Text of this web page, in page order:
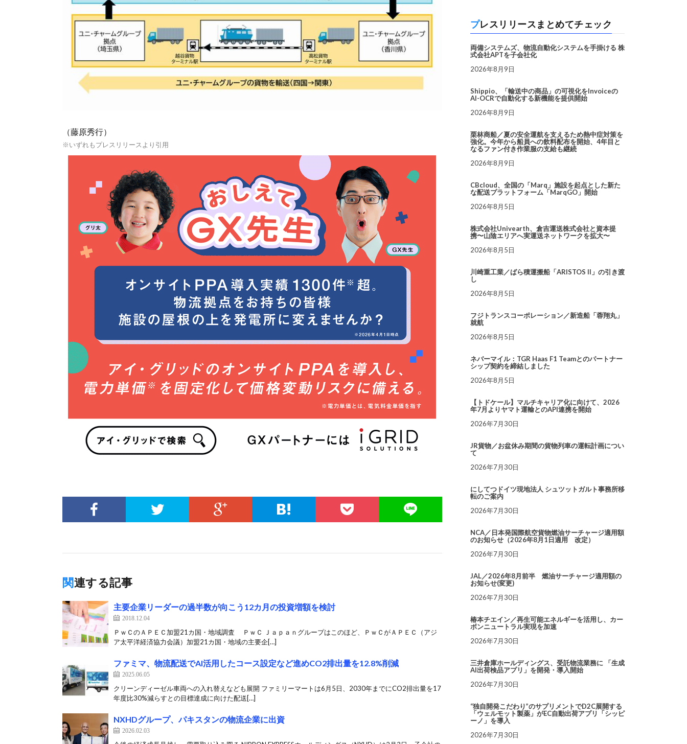
（藤原秀行）
※いずれもプレスリリースより引用
関連する記事
主要企業リーダーの過半数が向こう12カ月の投資増額を検討
2018.12.04
ＰｗＣのＡＰＥＣ加盟21カ国・地域調査 ＰｗＣ Ｊａｐａｎグループはこのほど、ＰｗＣがＡＰＥＣ（アジ
ア太平洋経済協力会議）加盟21カ国・地域の主要企[…]
ファミマ、物流配送でAI活用したコース設定など進めCO2排出量を12.8%削減
2025.06.05
クリーンディーゼル車両への入れ替えなども展開 ファミリーマートは6月5日、2030年までにCO2排出量を17
年度比30%減らすとの目標達成に向けた配送[…]
NXHDグループ、パキスタンの物流企業に出資
2026.02.03
プレスリリースまとめてチェック
両備システムズ、物流自動化システムを手掛ける 株
式会社APTを子会社化
2026年8月9日
Shippio、「輸送中の商品」の可視化をInvoiceの
AI-OCRで自動化する新機能を提供開始
2026年8月9日
栗林商船／夏の安全運航を支えるため熱中症対策を
強化。今年から船員への飲料配布を開始、4年目と
なるファン付き作業服の支給も継続
2026年8月9日
CBcloud、全国の「Marq」施設を起点とした新た
な配送プラットフォーム「MarqGO」開始
2026年8月5日
株式会社Univearth、倉吉運送株式会社と資本提
携〜山陰エリアへ実運送ネットワークを拡大〜
2026年8月5日
川崎重工業／ばら積運搬船「ARISTOS II」の引き渡
し
2026年8月5日
フジトランスコーポレーション／新造船「蓉翔丸」
就航
2026年8月5日
ネバーマイル：TGR Haas F1 Teamとのパートナー
シップ契約を締結しました
2026年8月5日
【トドケール】マルチキャリア化に向けて、2026
年7月よりヤマト運輸とのAPI連携を開始
2026年7月30日
JR貨物／お盆休み期間の貨物列車の運転計画につい
て
2026年7月30日
にしてつドイツ現地法人 シュツットガルト事務所移
転のご案内
2026年7月30日
NCA／日本発国際航空貨物燃油サーチャージ適用額
のお知らせ（2026年8月1日適用 改定）
2026年7月30日
JAL／2026年8月前半 燃油サーチャージ適用額の
お知らせ(変更)
2026年7月30日
椿本チエイン／再生可能エネルギーを活用し、カー
ボンニュートラル実現を加速
2026年7月30日
三井倉庫ホールディングス、受託物流業務に 「生成
AI出荷検品アプリ」を開発・導入開始
2026年7月30日
“独自開発こだわり”のサプリメントでD2C展開する
「ウェルモット製薬」がEC自動出荷アプリ「シッピ
ーノ」を導入
2026年7月30日